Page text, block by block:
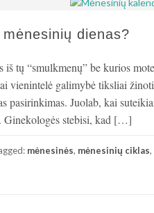
dienas?
tų “smulkmenų” be kurios
vienintelė galimybė tiksliai
pasirinkimas. Juolab, kai
Ginekologės stebisi, kad […]
mėnesinės, mėnesinių ciklas,